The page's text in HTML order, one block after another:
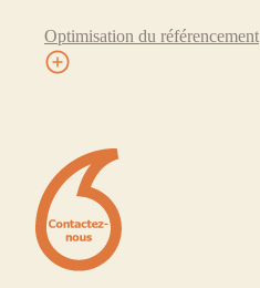
Optimisation du référencement